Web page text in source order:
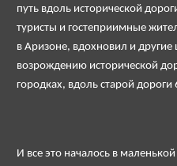
путь вдоль исторической
туристы и гостеприимные
в Аризоне, вдохновил и
возрождению исторической
городках, вдоль старой дороги
И все это началось в